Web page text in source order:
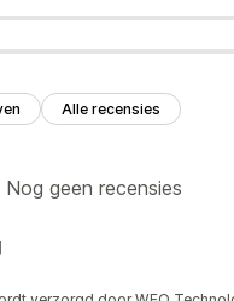
Alle recensies
Nog geen recensies